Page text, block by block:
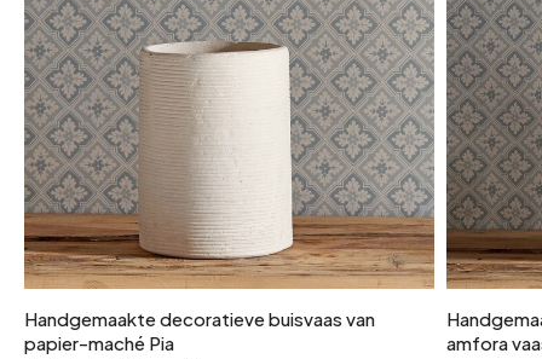
Handgemaakte decoratieve buisvaas van
papier-maché Pia
amfora